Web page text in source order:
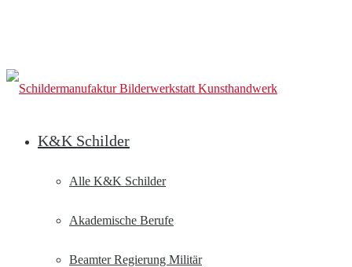
K&K Schilder
Alle K&K Schilder
Akademische Berufe
Beamter Regierung Militär